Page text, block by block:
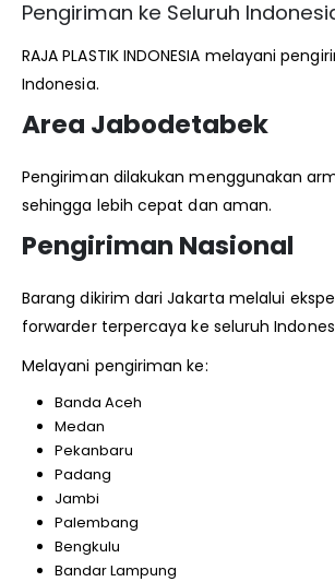
Pengiriman ke Seluruh
RAJA PLASTIK INDONESIA melayani
Indonesia.
Area Jabodetabek
Pengiriman dilakukan menggunakan
sehingga lebih cepat dan aman.
Pengiriman Nasional
Barang dikirim dari Jakarta melalui
forwarder terpercaya ke seluruh
Melayani pengiriman ke:
Banda Aceh
Medan
Pekanbaru
Padang
Jambi
Palembang
Bengkulu
Bandar Lampung